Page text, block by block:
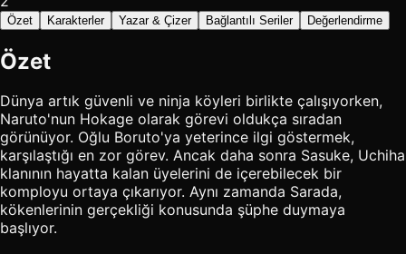
Özet Karakterler Yazar & Çizer Bağlantılı Seriler Değerlendirme
Özet
Dünya artık güvenli ve ninja köyleri birlikte çalışıyorken,
Naruto'nun Hokage olarak görevi oldukça sıradan
görünüyor. Oğlu Boruto'ya yeterince ilgi göstermek,
karşılaştığı en zor görev. Ancak daha sonra Sasuke, Uchiha
klanının hayatta kalan üyelerini de içerebilecek bir
komployu ortaya çıkarıyor. Aynı zamanda Sarada,
kökenlerinin gerçekliği konusunda şüphe duymaya
başlıyor.